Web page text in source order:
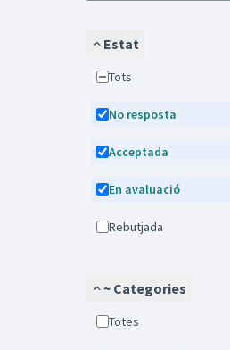
Estat
Tots
No resposta
Acceptada
En avaluació
Rebutjada
~ Categories
Totes